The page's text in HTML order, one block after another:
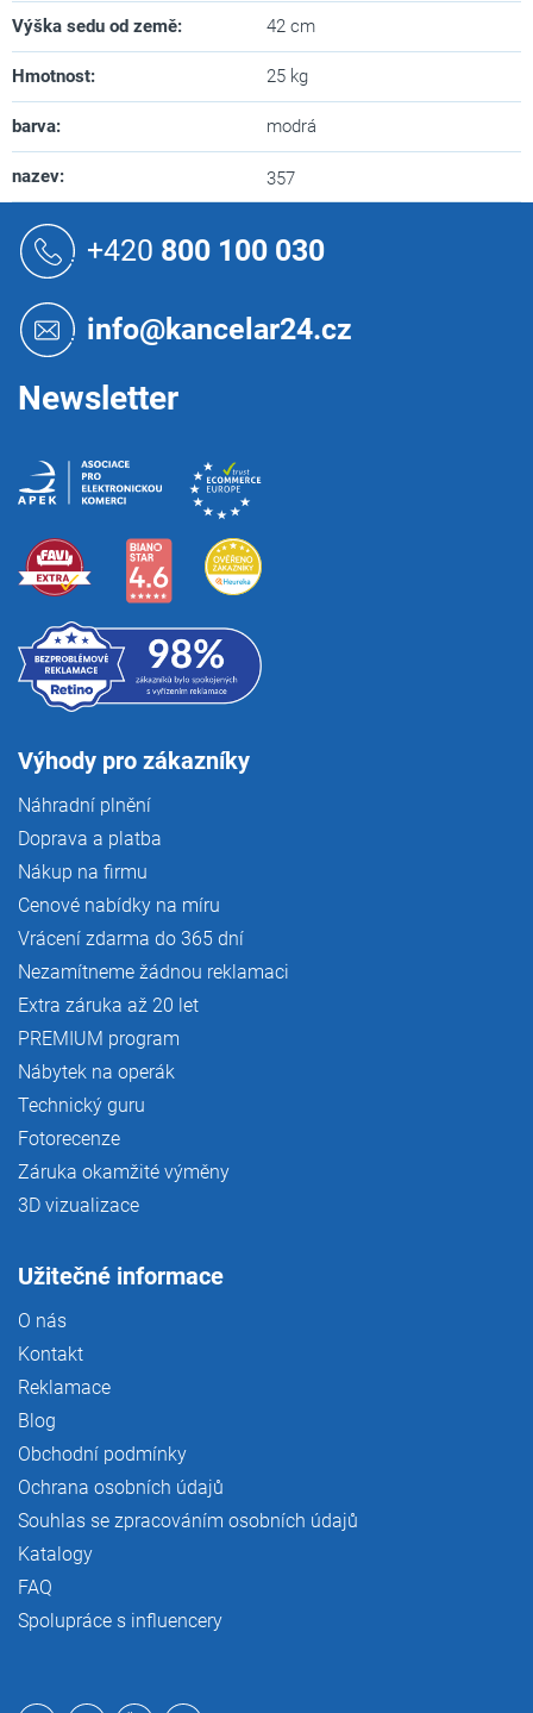
Výška sedu od země: 42 cm
Hmotnost: 25 kg
barva: modrá
nazev: 357
+420 800 100 030
info@kancelar24.cz
Newsletter
Výhody pro zákazníky
Náhradní plnění
Doprava a platba
Nákup na firmu
Cenové nabídky na míru
Vrácení zdarma do 365 dní
Nezamítneme žádnou reklamaci
Extra záruka až 20 let
PREMIUM program
Nábytek na operák
Technický guru
Fotorecenze
Záruka okamžité výměny
3D vizualizace
Užitečné informace
O nás
Kontakt
Reklamace
Blog
Obchodní podmínky
Ochrana osobních údajů
Souhlas se zpracováním osobních údajů
Katalogy
FAQ
Spolupráce s influencery